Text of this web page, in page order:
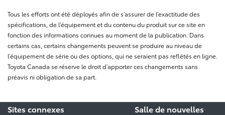
Tous les efforts ont été déployés afin de s’assurer de l’exactitude des
spécifications, de l’équipement et du contenu du produit sur ce site en
fonction des informations connues au moment de la publication. Dans
certains cas, certains changements peuvent se produire au niveau de
l’équipement de série ou des options, qui ne seraient pas reflétés en ligne.
Toyota Canada se réserve le droit d’apporter ces changements sans
préavis ni obligation de sa part.
Sites connexes
Salle de nouvelles